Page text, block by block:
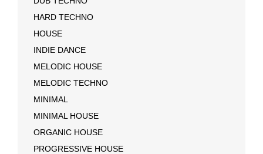
HARD TECHNO
HOUSE
INDIE DANCE
MELODIC HOUSE
MELODIC TECHNO
MINIMAL
MINIMAL HOUSE
ORGANIC HOUSE
PROGRESSIVE HOUSE